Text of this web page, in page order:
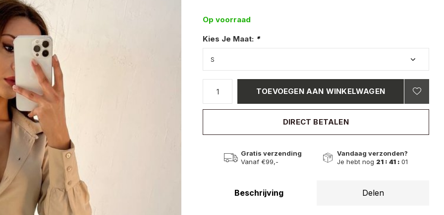
Op voorraad
Kies Je Maat: *
TOEVOEGEN AAN WINKELWAGEN
DIRECT BETALEN
Gratis verzending
Vanaf €99,-
Vandaag verzonden?
Je hebt nog 21 : 41 : 00
Beschrijving Delen